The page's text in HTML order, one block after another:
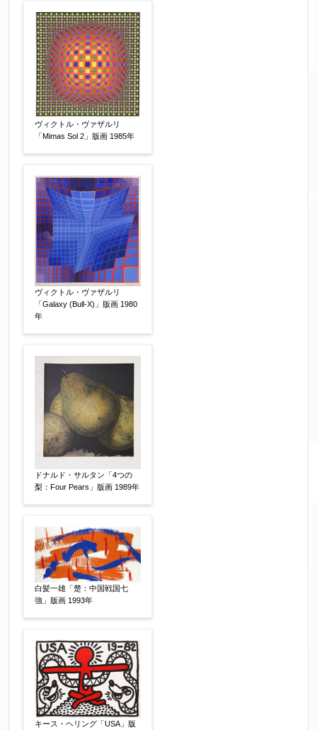
合わせください。
電話番号 【必須】
※携帯電話などご連絡が取りやすいお電話番号を
お願い致します。
郵便番号 【必須】
↓郵便番号を入力すると住所の最初が自動入力さ
れます。番地以下は任意でも結構です。
ご住所 【必須】
【任意】
個人情報の取扱いについて、同意の上送信しま
す。（確認画面は表示されません）
ヴィクトル・ヴァザルリ
「Mimas Sol 2」版画 1985年
ヴィクトル・ヴァザルリ
「Galaxy (Bull-X)」版画 1980
年
ドナルド・サルタン「4つの
梨：Four Pears」版画 1989年
白髪一雄「楚：中国戦国七
強」版画 1993年
キース・ヘリング「USA」版